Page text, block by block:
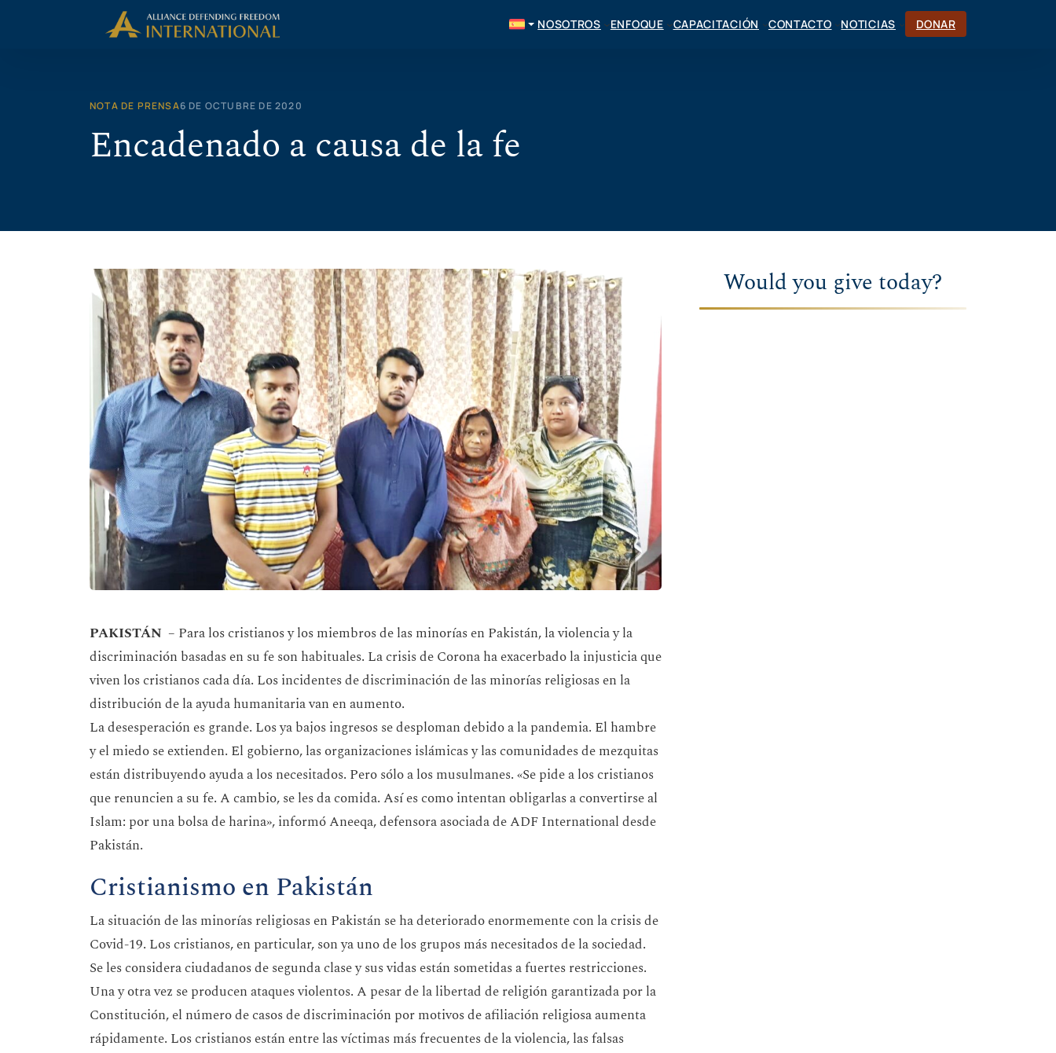
NOSOTROS ENFOQUE CAPACITACIÓN CONTACTO NOTICIAS DONAR
NOTA DE PRENSA6 DE OCTUBRE DE 2020
Encadenado a causa de la fe
PAKISTÁN – Para los cristianos y los miembros de las minorías en Pakistán, la violencia y la
discriminación basadas en su fe son habituales. La crisis de Corona ha exacerbado la injusticia que
viven los cristianos cada día. Los incidentes de discriminación de las minorías religiosas en la
distribución de la ayuda humanitaria van en aumento.
La desesperación es grande. Los ya bajos ingresos se desploman debido a la pandemia. El hambre
y el miedo se extienden. El gobierno, las organizaciones islámicas y las comunidades de mezquitas
están distribuyendo ayuda a los necesitados. Pero sólo a los musulmanes. «Se pide a los cristianos
que renuncien a su fe. A cambio, se les da comida. Así es como intentan obligarlas a convertirse al
Islam: por una bolsa de harina», informó Aneeqa, defensora asociada de ADF International desde
Pakistán.
Cristianismo en Pakistán
La situación de las minorías religiosas en Pakistán se ha deteriorado enormemente con la crisis de
Covid-19. Los cristianos, en particular, son ya uno de los grupos más necesitados de la sociedad.
Se les considera ciudadanos de segunda clase y sus vidas están sometidas a fuertes restricciones.
Una y otra vez se producen ataques violentos. A pesar de la libertad de religión garantizada por la
Constitución, el número de casos de discriminación por motivos de afiliación religiosa aumenta
rápidamente. Los cristianos están entre las víctimas más frecuentes de la violencia, las falsas
Would you give today?